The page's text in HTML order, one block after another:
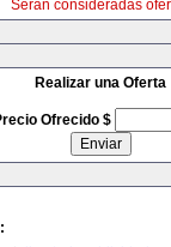
Serán consideradas
Realizar una Oferta
Ofrecido $